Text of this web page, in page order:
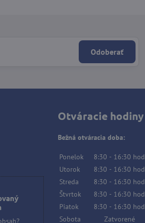
Odoberať
Otváracie hodiny
Bežná otváracia doba:
Ponelok 8:30 - 16:30 hod
Utorok
8:30 - 16:30 hod
Streda
8:30 - 16:30 hod
Štvrtok
8:30 - 16:30 hod
Piatok
8:30 - 16:30 hod
Sobota
Zatvorené